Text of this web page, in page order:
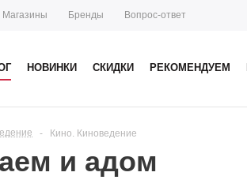
Магазины Бренды Вопрос-ответ
НОВИНКИ СКИДКИ РЕКОМЕНДУЕМ
- Кино. Киноведение
и адом